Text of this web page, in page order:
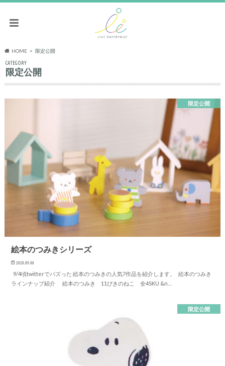
HOME 限定公開
CATEGORY
限定公開
限定公開
絵本のつみきシリーズ
2020.09.08
9/4頃twitterでバズった 絵本のつみきの人気7作品を紹介します。 絵本のつみき
ラインナップ紹介 絵本のつみき 11ぴきのねこ 全4SKU &n…
限定公開